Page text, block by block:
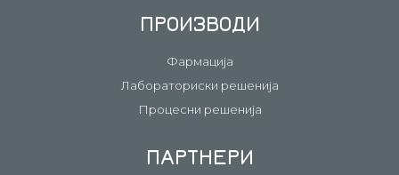
ПРОИЗВОДИ
Фармација
Лабораториски решенија
Процесни решенија
ПАРТНЕРИ